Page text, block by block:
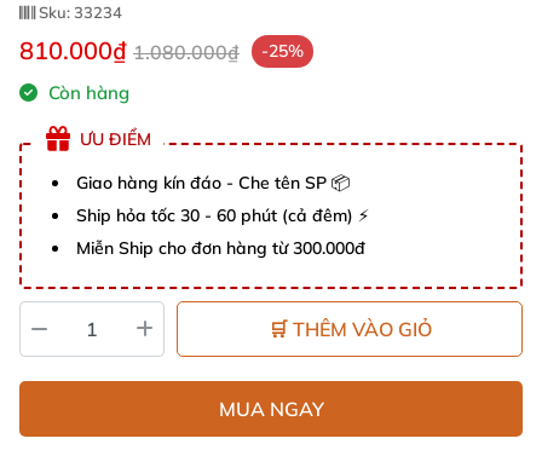
Sku:33234
810.000₫ 1.080.000₫ -25%
Còn hàng
ƯU ĐIỂM
Giao hàng kín đáo - Che tên SP 📦
Ship hỏa tốc 30 - 60 phút (cả đêm) ⚡
Miễn Ship cho đơn hàng từ 300.000đ
🛒 THÊM VÀO GIỎ
MUA NGAY